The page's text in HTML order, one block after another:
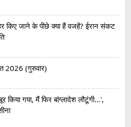
किए जाने के पीछे क्या हैं वजहें? ईरान संकट
2026 (गुरुवार)
गया, मैं फिर बांग्लादेश लौटूंगी...',